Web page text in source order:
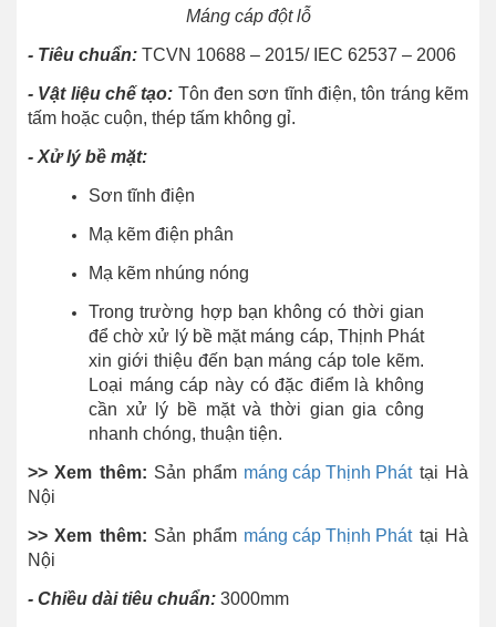
Máng cáp đột lỗ
- Tiêu chuẩn: TCVN 10688 – 2015/ IEC 62537 – 2006
- Vật liệu chế tạo: Tôn đen sơn tĩnh điện, tôn tráng kẽm
tấm hoặc cuộn, thép tấm không gỉ.
- Xử lý bề mặt:
Sơn tĩnh điện
Mạ kẽm điện phân
Mạ kẽm nhúng nóng
Trong trường hợp bạn không có thời gian
để chờ xử lý bề mặt máng cáp, Thịnh Phát
xin giới thiệu đến bạn máng cáp tole kẽm.
Loại máng cáp này có đặc điểm là không
cần xử lý bề mặt và thời gian gia công
nhanh chóng, thuận tiện.
>> Xem thêm: Sản phẩm máng cáp Thịnh Pháttại Hà
Nội
>> Xem thêm: Sản phẩm máng cáp Thịnh Pháttại Hà
Nội
- Chiều dài tiêu chuẩn: 3000mm